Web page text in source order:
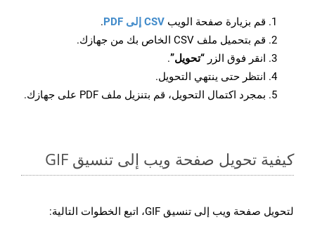
قم بزيارة صفحة الويب CSV إلى PDF
.
قم بتحميل ملف CSV الخاص بك من جهازك.
انقر فوق الزر “تحويل”.
انتظر حتى ينتهي التحويل.
بمجرد اكتمال التحويل، قم بتنزيل ملف PDF على جهازك.
كيفية تحويل صفحة ويب إلى تنسيق GIF
لتحويل صفحة ويب إلى تنسيق GIF، اتبع الخطوات التالية: